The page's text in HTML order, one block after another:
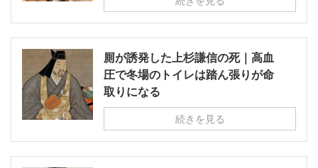
厠が誘発した上杉謙信の死｜高血
圧で冬場のトイレは踏ん張りが命
取りになる
続きを見る